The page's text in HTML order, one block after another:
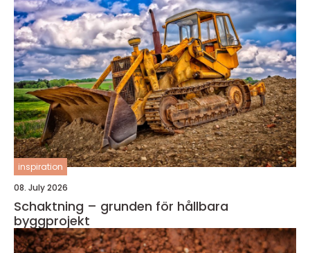
inspiration
08. July 2026
Schaktning – grunden för hållbara
byggprojekt